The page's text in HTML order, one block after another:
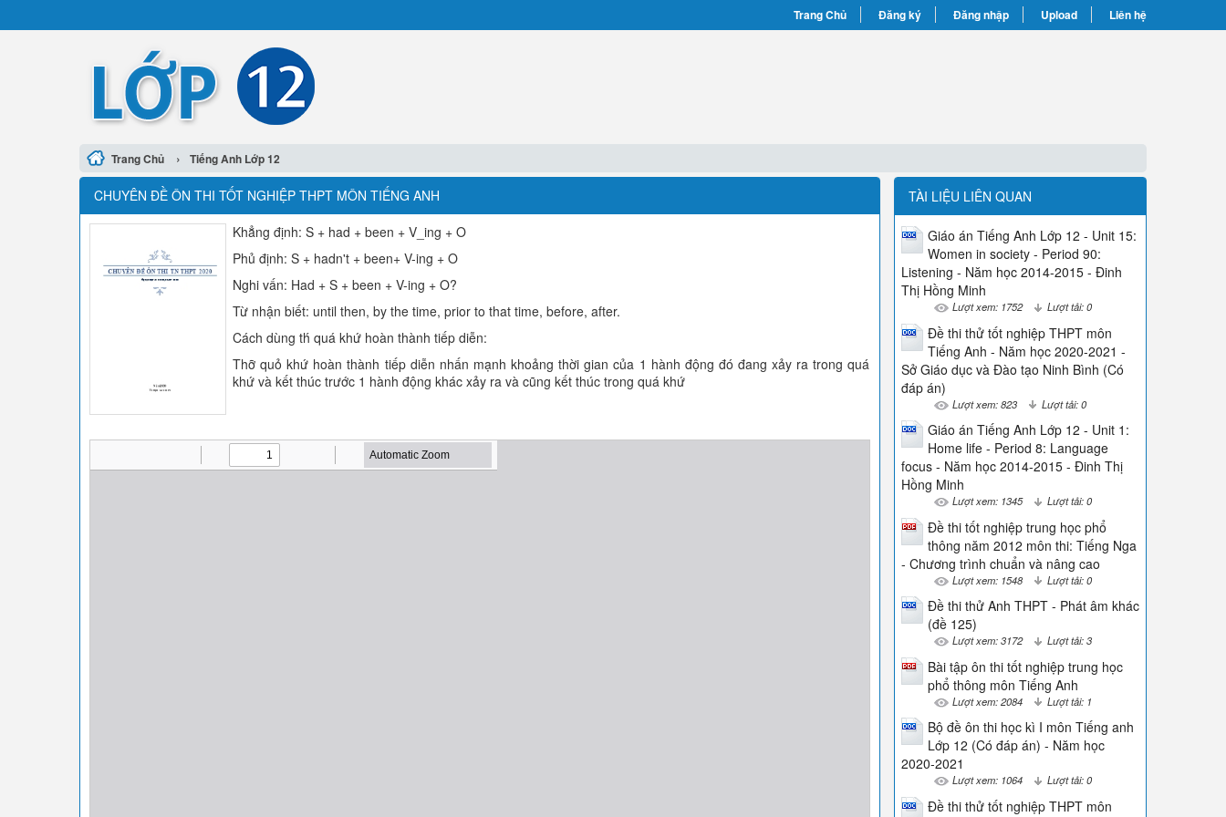
Trang Chủ Đăng ký Đăng nhập Upload Liên hệ
Trang Chủ › Tiếng Anh Lớp 12
CHUYÊN ĐỀ ÔN THI TỐT NGHIỆP THPT MÔN TIẾNG ANH
Khẳng định: S + had + been + V_ing + O
Phủ định: S + hadn't + been+ V-ing + O
Nghi vấn: Had + S + been + V-ing + O?
Từ nhận biết: until then, by the time, prior to that time, before, after.
Cách dùng th́ quá khứ hoàn thành tiếp diễn:
Thỡ quỏ khứ hoàn thành tiếp diễn nhấn mạnh khoảng thời gian của 1 hành động đó đang xảy ra trong quá
khứ và kết thúc trước 1 hành động khác xảy ra và cũng kết thúc trong quá khứ
TÀI LIỆU LIÊN QUAN
Giáo án Tiếng Anh Lớp 12 - Unit 15:
Women in society - Period 90:
Listening - Năm học 2014-2015 - Đinh
Thị Hồng Minh
Lượt xem: 1752 Lượt tải: 0
Đề thi thử tốt nghiệp THPT môn
Tiếng Anh - Năm học 2020-2021 -
Sở Giáo dục và Đào tạo Ninh Bình (Có
đáp án)
Lượt xem: 823 Lượt tải: 0
Giáo án Tiếng Anh Lớp 12 - Unit 1:
Home life - Period 8: Language
focus - Năm học 2014-2015 - Đinh Thị
Hồng Minh
Lượt xem: 1345 Lượt tải: 0
Đề thi tốt nghiệp trung học phổ
thông năm 2012 môn thi: Tiếng Nga
- Chương trình chuẩn và nâng cao
Lượt xem: 1548 Lượt tải: 0
Đề thi thử Anh THPT - Phát âm khác
(đề 125)
Lượt xem: 3172 Lượt tải: 3
Bài tập ôn thi tốt nghiệp trung học
phổ thông môn Tiếng Anh
Lượt xem: 2084 Lượt tải: 1
Bộ đề ôn thi học kì I môn Tiếng anh
Lớp 12 (Có đáp án) - Năm học
2020-2021
Lượt xem: 1064 Lượt tải: 0
Đề thi thử tốt nghiệp THPT môn